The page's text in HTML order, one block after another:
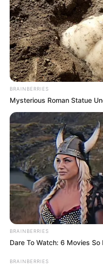
Posted
in
Friss hírek
Eltemették
fájdalomba – a
halála után
követte őt
by Szerző • November 21,
BRAINBERRIES
Mysterious Roman Statue
BRAINBERRIES
Dare To Watch: 6 Movies So
BRAINBERRIES